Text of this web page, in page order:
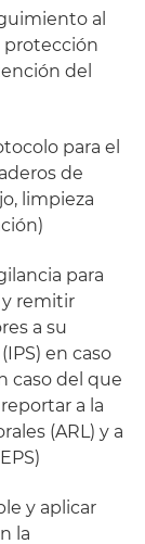
al
protección
del
para el
de
limpieza
para
remitir
a su
en caso
caso del que
a la
(ARL) y a
y aplicar
la